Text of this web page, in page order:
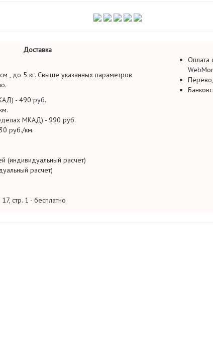
Доставка
, до 5 кг. Свыше указанных параметров
- 490 руб.
МКАД) - 990 руб.
руб./км.
(индивидуальный расчет)
расчет)
стр. 1 - бесплатно
Оплата